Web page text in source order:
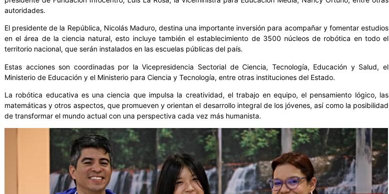
autoridades.
El presidente de la República, Nicolás Maduro, destina una importante inversión para acompañar y fomentar estudios
en el área de la ciencia natural, esto incluye también el establecimiento de 3500 núcleos de robótica en todo el
territorio nacional, que serán instalados en las escuelas públicas del país.
Estas acciones son coordinadas por la Vicepresidencia Sectorial de Ciencia, Tecnología, Educación y Salud, el
Ministerio de Educación y el Ministerio para Ciencia y Tecnología, entre otras instituciones del Estado.
La robótica educativa es una ciencia que impulsa la creatividad, el trabajo en equipo, el pensamiento lógico, las
matemáticas y otros aspectos, que promueven y orientan el desarrollo integral de los jóvenes, así como la posibilidad
de transformar el mundo actual con una perspectiva cada vez más humanista.